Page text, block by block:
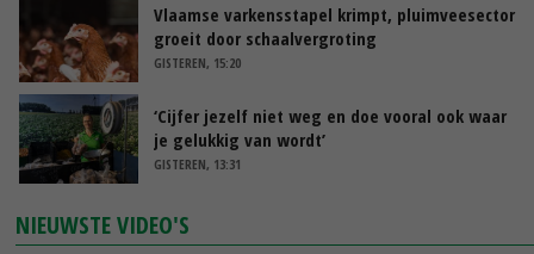
Vlaamse varkensstapel krimpt, pluimveesector
groeit door schaalvergroting
GISTEREN, 15:20
‘Cijfer jezelf niet weg en doe vooral ook waar
je gelukkig van wordt’
GISTEREN, 13:31
NIEUWSTE VIDEO'S